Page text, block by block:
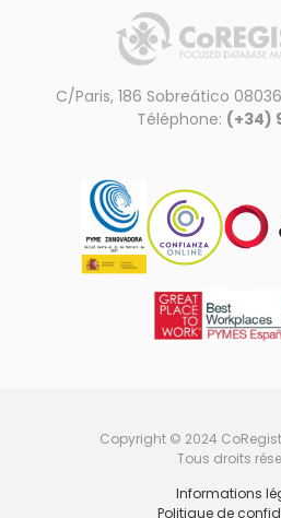
C/Paris, 186 Sobreático
Téléphone: (+34)
Copyright © 2024
Tous droits
Informations
Politique de